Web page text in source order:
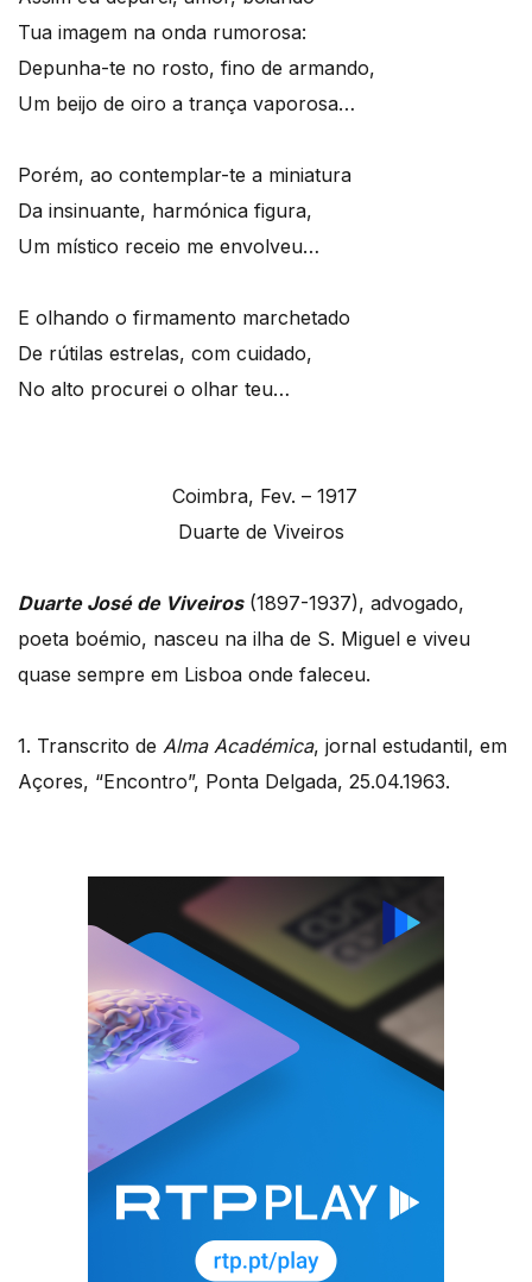
Tua imagem na onda rumorosa:
Depunha-te no rosto, fino de armando,
Um beijo de oiro a trança vaporosa…
Porém, ao contemplar-te a miniatura
Da insinuante, harmónica figura,
Um místico receio me envolveu…
E olhando o firmamento marchetado
De rútilas estrelas, com cuidado,
No alto procurei o olhar teu…
Coimbra, Fev. – 1917
Duarte de Viveiros
Duarte José de Viveiros(1897-1937), advogado,
poeta boémio, nasceu na ilha de S. Miguel e viveu
quase sempre em Lisboa onde faleceu.
1. Transcrito de Alma Académica, jornal estudantil, em
Açores, “Encontro”, Ponta Delgada, 25.04.1963.